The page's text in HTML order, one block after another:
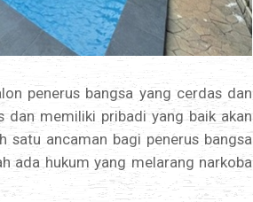
penerus bangsa yang cerdas dan
dan memiliki pribadi yang baik akan
satu ancaman bagi penerus bangsa
ada hukum yang melarang narkoba